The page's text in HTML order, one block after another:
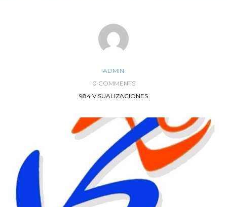
ADMIN
0 COMMENTS
984 VISUALIZACIONES